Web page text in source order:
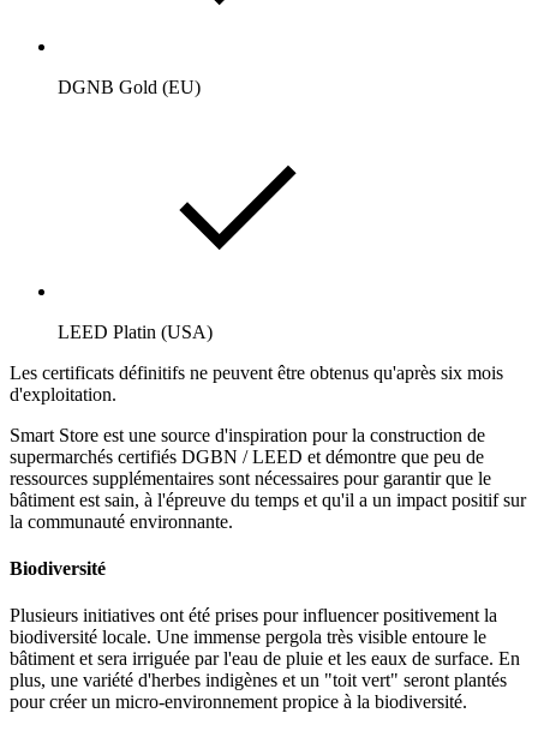
DGNB Gold (EU)
LEED Platin (USA)
Les certificats définitifs ne peuvent être obtenus qu'après six mois
d'exploitation.
Smart Store est une source d'inspiration pour la construction de
supermarchés certifiés DGBN / LEED et démontre que peu de
ressources supplémentaires sont nécessaires pour garantir que le
bâtiment est sain, à l'épreuve du temps et qu'il a un impact positif sur
la communauté environnante.
Biodiversité
Plusieurs initiatives ont été prises pour influencer positivement la
biodiversité locale. Une immense pergola très visible entoure le
bâtiment et sera irriguée par l'eau de pluie et les eaux de surface. En
plus, une variété d'herbes indigènes et un "toit vert" seront plantés
pour créer un micro-environnement propice à la biodiversité.